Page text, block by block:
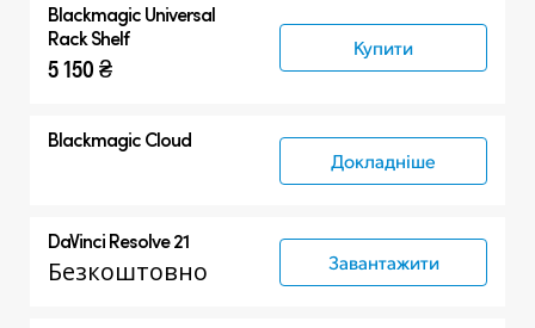
Blackmagic Universal
Rack Shelf
5 150 ₴
Купити
Blackmagic Cloud
Докладніше
DaVinci Resolve 21
Безкоштовно Завантажити